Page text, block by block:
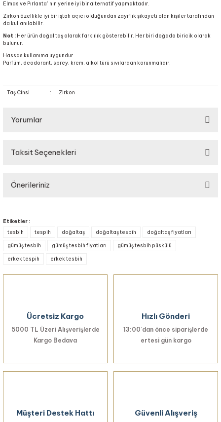
Elmas ve Pırlanta’ nın yerine iyi bir alternatif yapmaktadır.
Zirkon özellikle iyi bir iştah açıcı olduğundan zayıflık şikayeti olan kişiler tarafından
da kullanılabilir.
Not : Her ürün doğal taş olarak farklılık gösterebilir. Her biri doğada biricik olarak
bulunur.
Hassas kullanıma uygundur.
Parfüm, deodorant, sprey, krem, alkol türü sıvılardan korunmalıdır.
Taş Cinsi : Zirkon
Yorumlar
Taksit Seçenekleri
Önerileriniz
Görüş ve önerileriniz için teşekkür ederiz.
Ürün resmi kalitesiz, bozuk veya görüntülenemiyor.
Ürün açıklamasında eksik bilgiler bulunuyor.
Bu ürüne benzer farklı alternatifler olmalı.
Etiketler :
tesbih
tespih doğaltaş doğaltaş tesbih doğaltaş fiyatları
gümüş tesbih gümüş tesbih fiyatları gümüş tesbih püskülü
erkek tespih erkek tesbih
Ücretsiz Kargo
5000 TL Üzeri Alışverişlerde
Kargo Bedava
Hızlı Gönderi
13:00’dan önce siparişlerde
ertesi gün kargo
Müşteri Destek Hattı Güvenli Alışveriş